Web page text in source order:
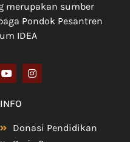
merupakan sumber
Pondok Pesantren
IDEA
INFO
Donasi Pendidikan